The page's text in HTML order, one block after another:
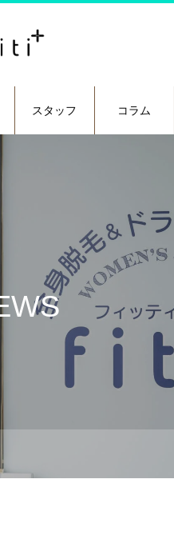
スタッフ コラム